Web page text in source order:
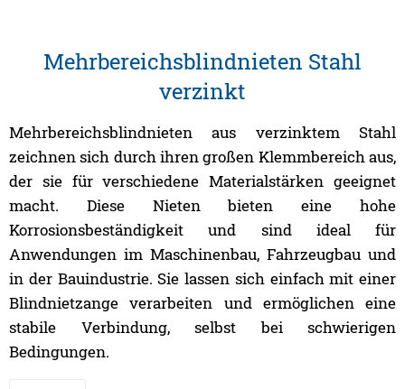
Mehrbereichsblindnieten Stahl
verzinkt
Mehrbereichsblindnieten aus verzinktem Stahl
zeichnen sich durch ihren großen Klemmbereich aus,
der sie für verschiedene Materialstärken geeignet
macht. Diese Nieten bieten eine hohe
Korrosionsbeständigkeit und sind ideal für
Anwendungen im Maschinenbau, Fahrzeugbau und
in der Bauindustrie. Sie lassen sich einfach mit einer
Blindnietzange verarbeiten und ermöglichen eine
stabile Verbindung, selbst bei schwierigen
Bedingungen.